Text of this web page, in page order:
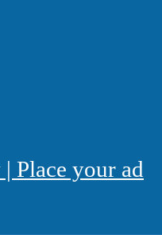
Place your ad